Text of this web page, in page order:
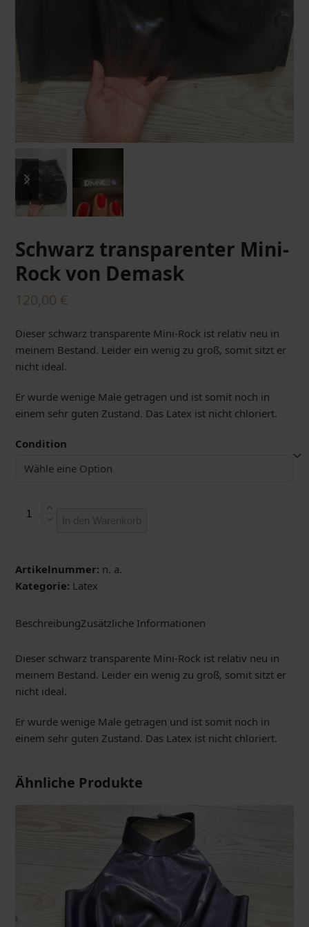
previous
slide
next
slide
Schwarz transparenter Mini-
Rock von Demask
120,00 €
Dieser schwarz transparente Mini-Rock ist relativ neu in
meinem Bestand. Leider ein wenig zu groß, somit sitzt er
nicht ideal.
Er wurde wenige Male getragen und ist somit noch in
einem sehr guten Zustand. Das Latex ist nicht chloriert.
Condition
Schwarz
transparenter
von
Demask
In den Warenkorb
Artikelnummer: n. a.
Kategorie: Latex
BeschreibungZusätzliche Informationen
Dieser schwarz transparente Mini-Rock ist relativ neu in
meinem Bestand. Leider ein wenig zu groß, somit sitzt er
nicht ideal.
Er wurde wenige Male getragen und ist somit noch in
einem sehr guten Zustand. Das Latex ist nicht chloriert.
Ähnliche Produkte